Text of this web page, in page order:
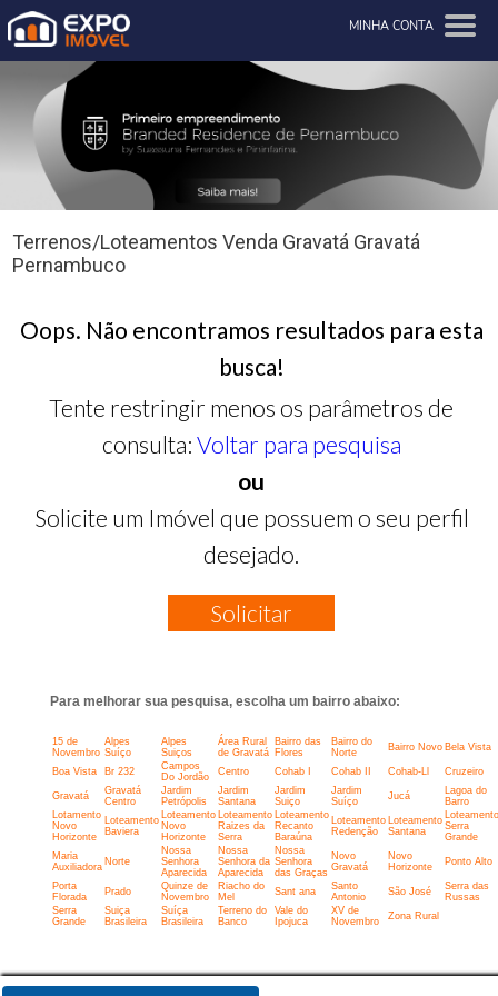
MINHA CONTA
Terrenos/Loteamentos Venda Gravatá Gravatá
Pernambuco
Oops. Não encontramos resultados para esta
busca!
Tente restringir menos os parâmetros de
consulta: Voltar para pesquisa
ou
Solicite um Imóvel que possuem o seu perfil
desejado.
Solicitar
Para melhorar sua pesquisa, escolha um bairro abaixo:
15 de
Novembro
Alpes
Suíço
Alpes
Suiços
Área Rural
de Gravatá
Bairro das
Flores
Bairro do
Norte
Bairro Novo Bela Vista
Boa Vista Br 232
Campos
Do Jordão
Centro Cohab I Cohab II Cohab-Ll Cruzeiro
Gravatá
Gravatá
Centro
Jardim
Petrópolis
Jardim
Santana
Jardim
Suiço
Jardim
Suíço
Jucá
Lagoa do
Barro
Lotamento
Novo
Horizonte
Loteamento
Baviera
Loteamento
Novo
Horizonte
Loteamento
Raizes da
Serra
Loteamento
Recanto
Baraúna
Loteamento
Redenção
Loteamento
Santana
Loteamento
Serra
Grande
Maria
Auxiliadora Norte
Nossa
Senhora
Aparecida
Nossa
Senhora da
Aparecida
Nossa
Senhora
das Graças
Novo
Gravatá
Novo
Horizonte
Ponto Alto
Porta
Florada
Prado
Quinze de
Novembro
Riacho do
Mel
Sant ana
Santo
Antonio
São José
Serra das
Russas
Serra
Grande
Suiça
Brasileira
Suíça
Brasileira
Terreno do
Banco
Vale do
Ipojuca
XV de
Novembro
Zona Rural